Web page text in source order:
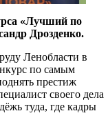
«Лучший по
Дрозденко.
Ленобласти в
по самым
престиж
своего дела
туда, где кадры